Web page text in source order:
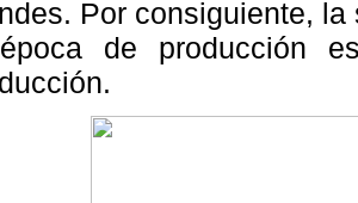
Por consiguiente,
de producción